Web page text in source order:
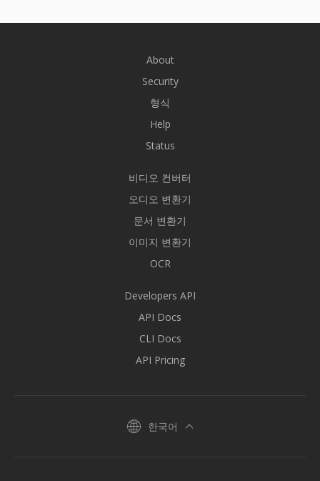
About
Security
형식
Help
Status
비디오 컨버터
오디오 변환기
문서 변환기
이미지 변환기
OCR
Developers API
API Docs
CLI Docs
API Pricing
한국어